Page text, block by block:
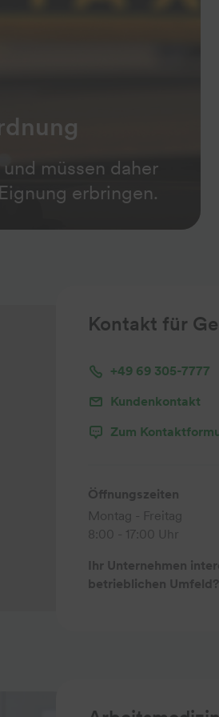
müssen daher
erbringen.
Kontakt für
+49 69 305-7777
Kundenkontakt
Zum
Öffnungszeiten
Montag - Freitag
8:00 - 17:00 Uhr
Ihr Unternehmen
betrieblichen